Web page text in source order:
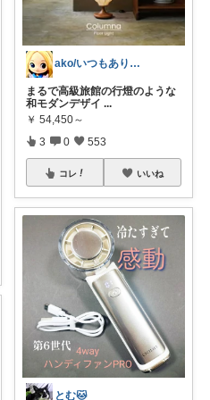
ako/いつもありがとう🌈5日感謝
まるで高級旅館の行燈のような
和モダンデザイ ...
￥ 54,450～
3 0 553
コレ いいね
とむ🐱